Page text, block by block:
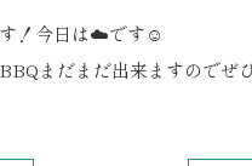
！今日は☁️です☺︎
まだまだ出来ますのでぜ